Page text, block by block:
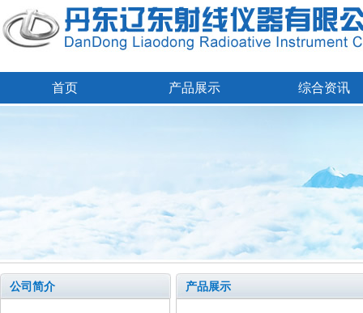
首页 产品展示 综合资讯
公司简介 产品展示